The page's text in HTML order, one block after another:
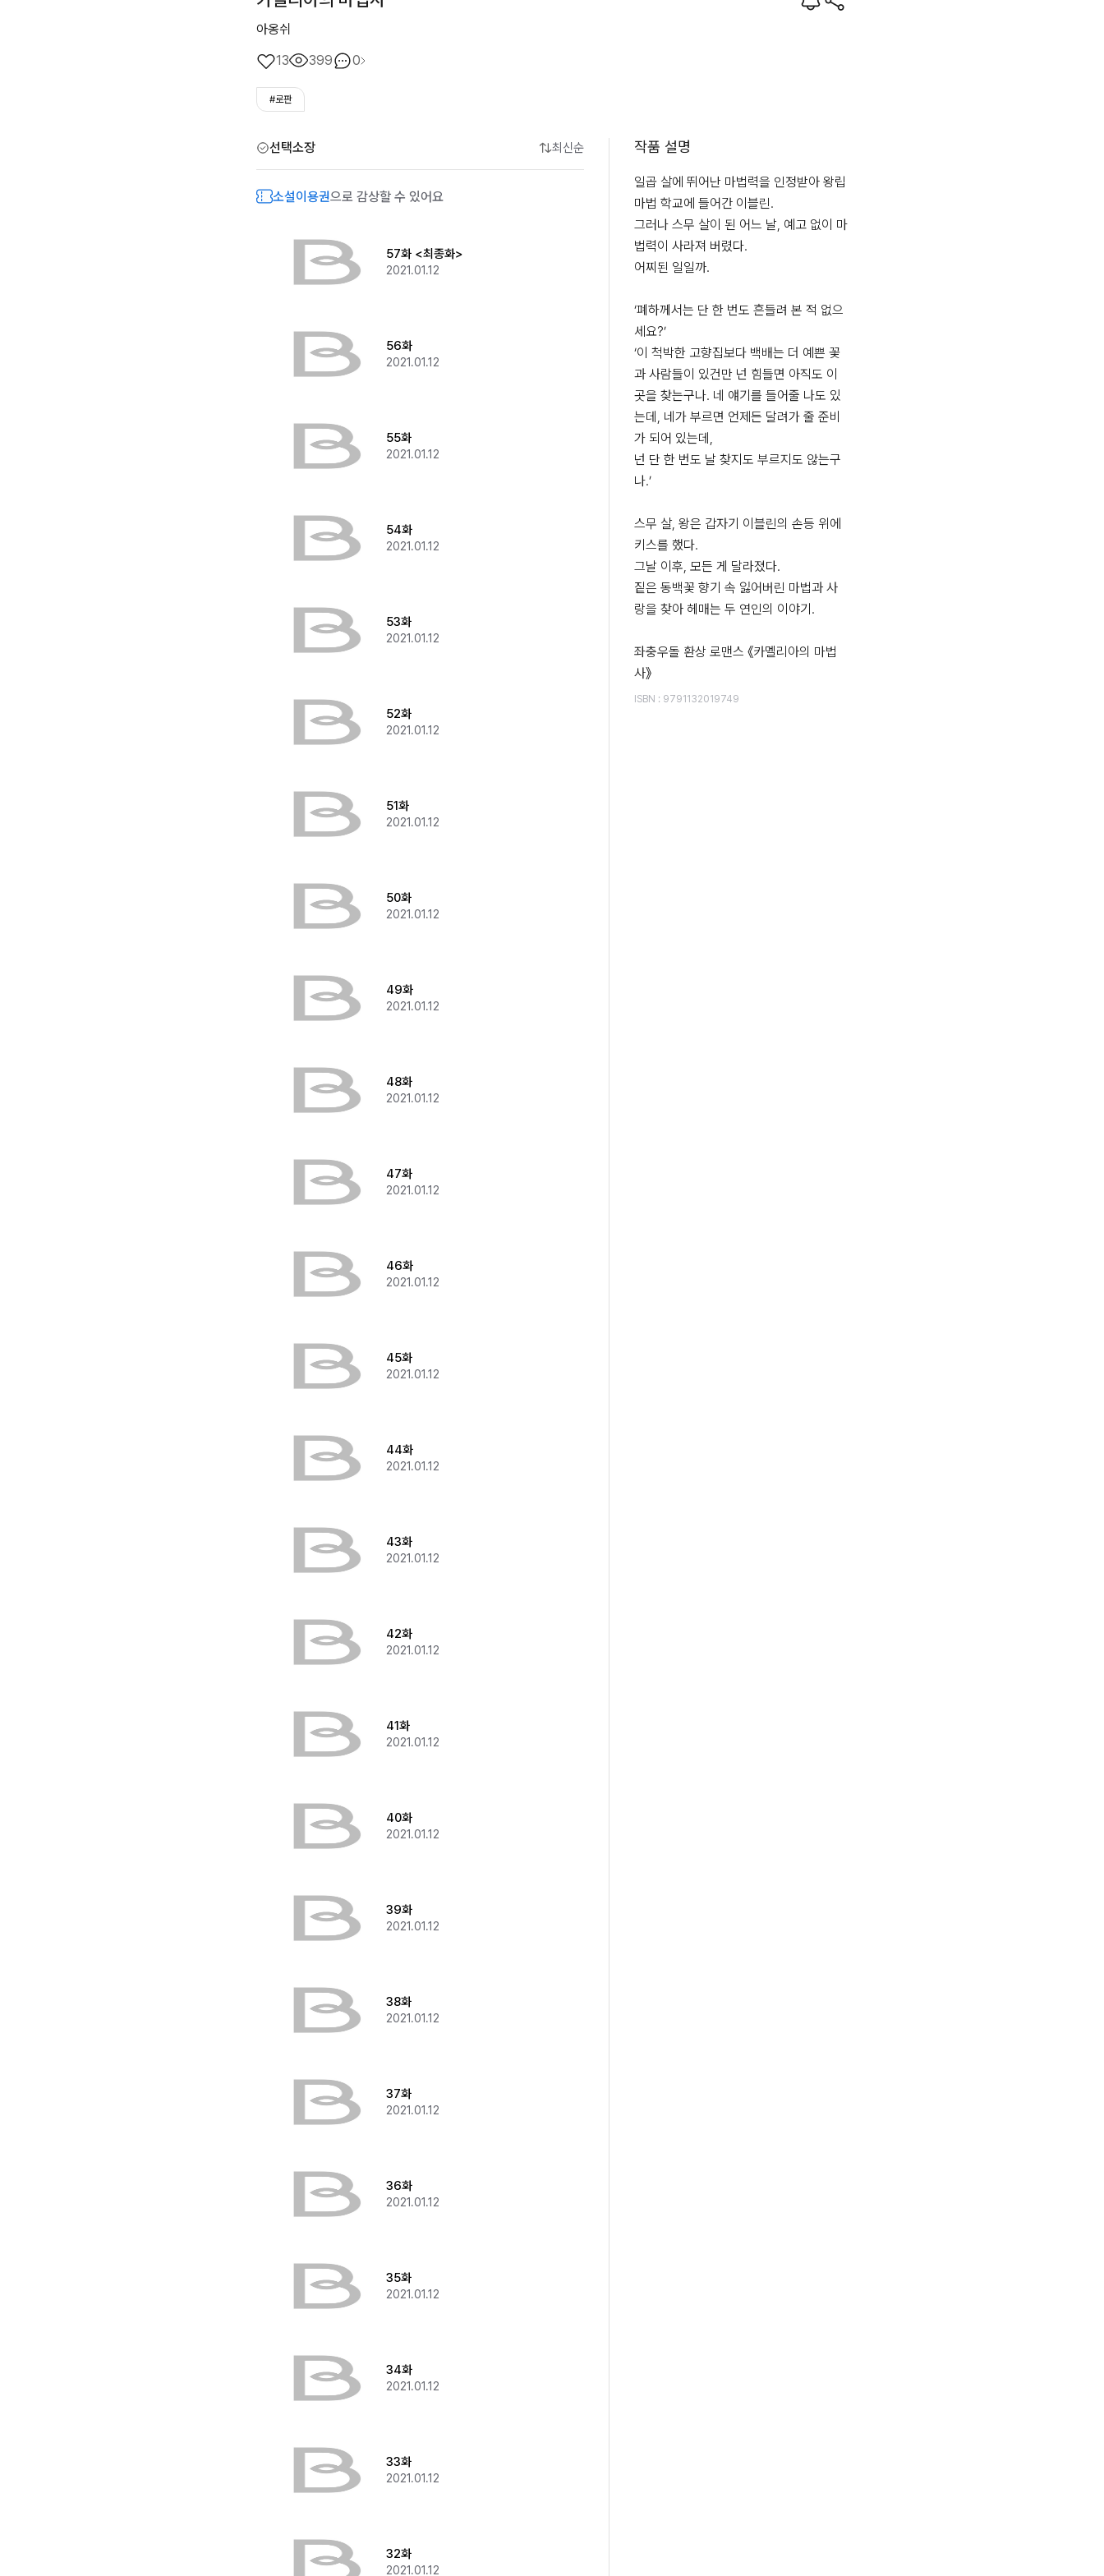
아옹쉬
13
399 0
#로판
선택소장 최신순
소설이용권으로 감상할 수 있어요
57화 <최종화>
2021.01.12
56화
2021.01.12
55화
2021.01.12
54화
2021.01.12
53화
2021.01.12
52화
2021.01.12
51화
2021.01.12
50화
2021.01.12
49화
2021.01.12
48화
2021.01.12
47화
2021.01.12
46화
2021.01.12
45화
2021.01.12
44화
2021.01.12
43화
2021.01.12
42화
2021.01.12
41화
2021.01.12
40화
2021.01.12
39화
2021.01.12
38화
2021.01.12
37화
2021.01.12
36화
2021.01.12
35화
2021.01.12
34화
2021.01.12
33화
2021.01.12
32화
2021.01.12
작품 설명
일곱 살에 뛰어난 마법력을 인정받아 왕립
마법 학교에 들어간 이블린.
그러나 스무 살이 된 어느 날, 예고 없이 마
법력이 사라져 버렸다.
어찌된 일일까.
‘폐하께서는 단 한 번도 흔들려 본 적 없으
세요?’
‘이 척박한 고향집보다 백배는 더 예쁜 꽃
과 사람들이 있건만 넌 힘들면 아직도 이
곳을 찾는구나. 네 얘기를 들어줄 나도 있
는데, 네가 부르면 언제든 달려가 줄 준비
가 되어 있는데,
넌 단 한 번도 날 찾지도 부르지도 않는구
나.’
스무 살, 왕은 갑자기 이블린의 손등 위에
키스를 했다.
그날 이후, 모든 게 달라졌다.
짙은 동백꽃 향기 속 잃어버린 마법과 사
랑을 찾아 헤매는 두 연인의 이야기.
좌충우돌 환상 로맨스 《카멜리아의 마법
사》
ISBN : 9791132019749